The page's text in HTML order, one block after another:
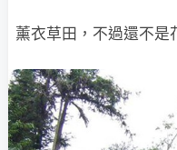
薰衣草田，不過還不是